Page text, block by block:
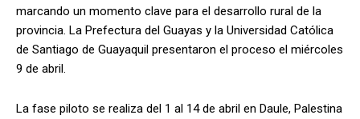
marcando un momento clave para el desarrollo rural de la
provincia. La Prefectura del Guayas y la Universidad Católica
de Santiago de Guayaquil presentaron el proceso el miércoles
9 de abril.
La fase piloto se realiza del 1 al 14 de abril en Daule, Palestina